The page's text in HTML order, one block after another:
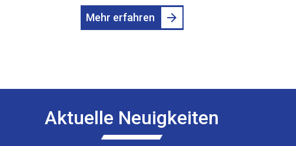
Mehr erfahren
Aktuelle Neuigkeiten